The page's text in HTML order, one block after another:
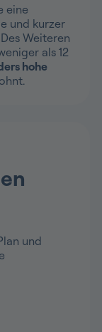
eine
und kurzer
Des Weiteren
als 12
hohe
und